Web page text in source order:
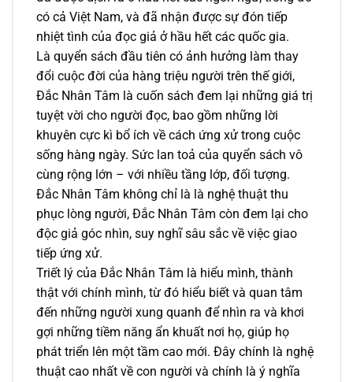
có cả Việt Nam, và đã nhận được sự đón tiếp
nhiệt tình của đọc giả ở hầu hết các quốc gia.
Là quyển sách đầu tiên có ảnh hưởng làm thay
đổi cuộc đời của hàng triệu người trên thế giới,
Đắc Nhân Tâm là cuốn sách đem lại những giá trị
tuyệt vời cho người đọc, bao gồm những lời
khuyên cực kì bổ ích về cách ứng xử trong cuộc
sống hàng ngày. Sức lan toả của quyển sách vô
cùng rộng lớn – với nhiều tầng lớp, đối tượng.
Đắc Nhân Tâm không chỉ là là nghệ thuật thu
phục lòng người, Đắc Nhân Tâm còn đem lại cho
độc giả góc nhìn, suy nghĩ sâu sắc về việc giao
tiếp ứng xử.
Triết lý của Đắc Nhân Tâm là hiểu mình, thành
thật với chính mình, từ đó hiểu biết và quan tâm
đến những người xung quanh để nhìn ra và khơi
gợi những tiềm năng ẩn khuất nơi họ, giúp họ
phát triển lên một tầm cao mới. Đây chính là nghệ
thuật cao nhất về con người và chính là ý nghĩa